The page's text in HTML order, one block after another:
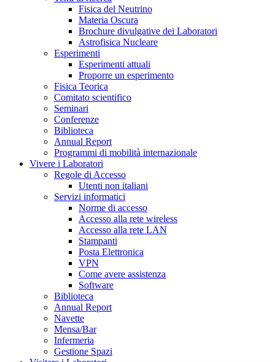
Fisica del Neutrino
Materia Oscura
Brochure divulgative dei Laboratori
Astrofisica Nucleare
Esperimenti
Esperimenti attuali
Proporre un esperimento
Fisica Teorica
Comitato scientifico
Seminari
Conferenze
Biblioteca
Annual Report
Programmi di mobilità internazionale
Vivere i Laboratori
Regole di Accesso
Utenti non italiani
Servizi informatici
Norme di accesso
Accesso alla rete wireless
Accesso alla rete LAN
Stampanti
Posta Elettronica
VPN
Come avere assistenza
Software
Biblioteca
Annual Report
Navette
Mensa/Bar
Infermeria
Gestione Spazi